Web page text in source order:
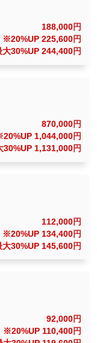
188,000円
※20%UP 225,600円
30%UP 244,400円
870,000円
1,044,000円
1,131,000円
112,000円
※20%UP 134,400円
30%UP 145,600円
92,000円
※20%UP 110,400円